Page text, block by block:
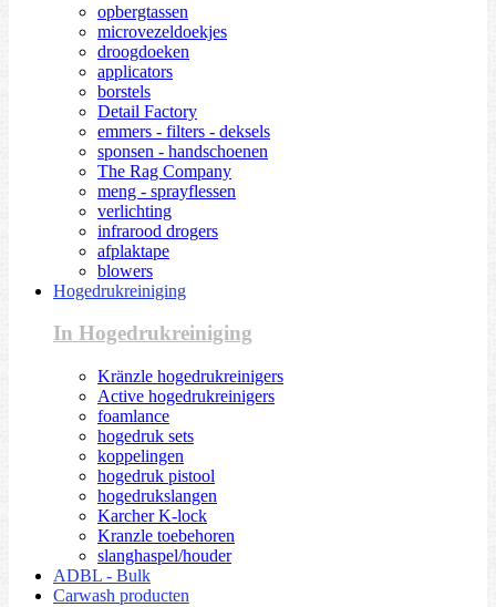
opbergtassen
microvezeldoekjes
droogdoeken
applicators
borstels
Detail Factory
emmers - filters - deksels
sponsen - handschoenen
The Rag Company
meng - sprayflessen
verlichting
infrarood drogers
afplaktape
blowers
Hogedrukreiniging
In Hogedrukreiniging
Kränzle hogedrukreinigers
Active hogedrukreinigers
foamlance
hogedruk sets
koppelingen
hogedruk pistool
hogedrukslangen
Karcher K-lock
Kranzle toebehoren
slanghaspel/houder
ADBL - Bulk
Carwash producten